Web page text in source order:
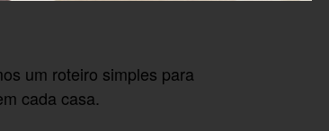
um roteiro simples para
cada casa.